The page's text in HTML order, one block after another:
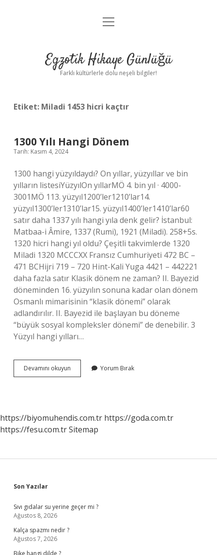
Anasayfa
Yasal Uyarı
menüyü
Egzotik Hikaye Günlüğü
Farklı kültürlerle dolu neşeli bilgiler!
Etiket: Miladi 1453 hicri kaçtır
1300 Yılı Hangi Dönem
Tarih: Kasım 4, 2024
1300 hangi yüzyıldaydı? On yıllar, yüzyıllar ve bin
yılların listesiYüzyılOn yıllarMÖ 4. bin yıl · 4000-
3001MÖ 113. yüzyıl1200’ler1210’lar14.
yüzyıl1300’ler1310’lar15. yüzyıl1400’ler1410’lar60
satır daha 1337 yılı hangi yıla denk gelir? İstanbul:
Matbaa-i Âmire, 1337 (Rumi), 1921 (Miladi). 258+5s.
1320 hicri hangi yıl oldu? Çeşitli takvimlerde 1320
Miladi 1320 MCCCXX Fransız Cumhuriyeti 472 BC –
471 BCHijri 719 – 720 Hint-Kali Yuga 4421 – 442221
daha fazla satır Klasik dönem ne zaman? II. Bayezid
döneminden 16. yüzyılın sonuna kadar olan dönem
Osmanlı mimarisinin “klasik dönemi” olarak
adlandırılır. II. Bayezid ile başlayan bu döneme
“büyük sosyal kompleksler dönemi” de denebilir. 3
Yüzyıl hangi yılları…
Devamını okuyun
Yılı
Yorum Bırak
https://biyomuhendis.com.tr https://goda.com.tr
https://fesu.com.trSitemap
Sidebar
Son Yazılar
Sıvı gıdalar su yerine geçer mi ?
Ağustos 8, 2026
Kalça spazmı nedir ?
Ağustos 7, 2026
Bike hangi dilde ?